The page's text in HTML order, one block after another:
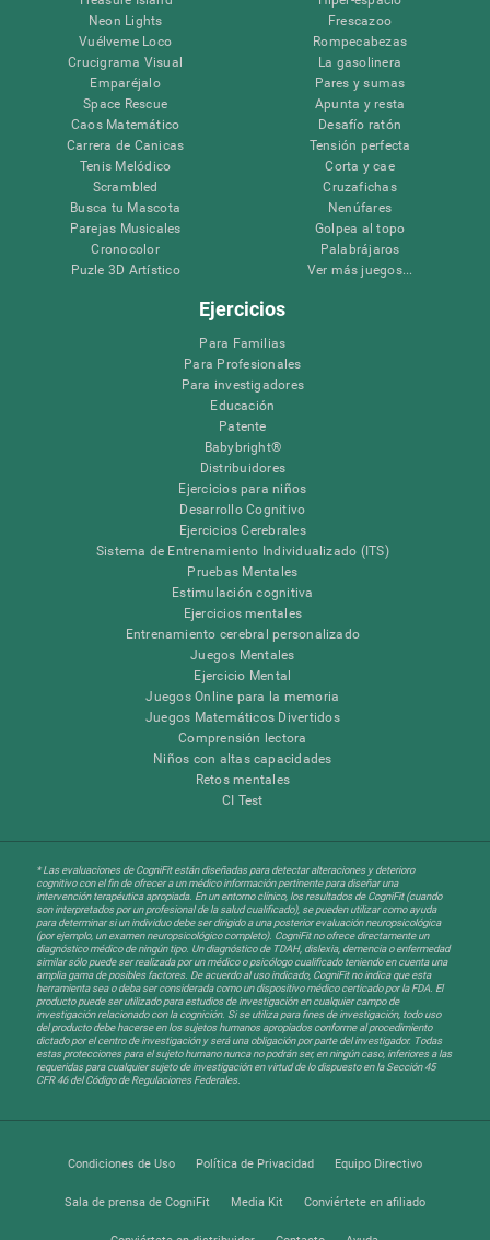
Neon Lights
Vuélveme Loco
Crucigrama Visual
Emparéjalo
Space Rescue
Caos Matemático
Carrera de Canicas
Tenis Melódico
Scrambled
Busca tu Mascota
Parejas Musicales
Cronocolor
Puzle 3D Artístico
Frescazoo
Rompecabezas
La gasolinera
Pares y sumas
Apunta y resta
Desafío ratón
Tensión perfecta
Corta y cae
Cruzafichas
Nenúfares
Golpea al topo
Palabrájaros
Ver más juegos...
Ejercicios
Para Familias
Para Profesionales
Para investigadores
Educación
Patente
Babybright®
Distribuidores
Ejercicios para niños
Desarrollo Cognitivo
Ejercicios Cerebrales
Sistema de Entrenamiento Individualizado (ITS)
Pruebas Mentales
Estimulación cognitiva
Ejercicios mentales
Entrenamiento cerebral personalizado
Juegos Mentales
Ejercicio Mental
Juegos Online para la memoria
Juegos Matemáticos Divertidos
Comprensión lectora
Niños con altas capacidades
Retos mentales
CI Test
* Las evaluaciones de CogniFit están diseñadas para detectar alteraciones y deterioro
cognitivo con el fin de ofrecer a un médico información pertinente para diseñar una
intervención terapéutica apropiada. En un entorno clínico, los resultados de CogniFit (cuando
son interpretados por un profesional de la salud cualificado), se pueden utilizar como ayuda
para determinar si un individuo debe ser dirigido a una posterior evaluación neuropsicológica
(por ejemplo, un examen neuropsicológico completo). CogniFit no ofrece directamente un
diagnóstico médico de ningún tipo. Un diagnóstico de TDAH, dislexia, demencia o enfermedad
similar sólo puede ser realizada por un médico o psicólogo cualificado teniendo en cuenta una
amplia gama de posibles factores. De acuerdo al uso indicado, CogniFit no indica que esta
herramienta sea o deba ser considerada como un dispositivo médico certicado por la FDA. El
producto puede ser utilizado para estudios de investigación en cualquier campo de
investigación relacionado con la cognición. Si se utiliza para fines de investigación, todo uso
del producto debe hacerse en los sujetos humanos apropiados conforme al procedimiento
dictado por el centro de investigación y será una obligación por parte del investigador. Todas
estas protecciones para el sujeto humano nunca no podrán ser, en ningún caso, inferiores a las
requeridas para cualquier sujeto de investigación en virtud de lo dispuesto en la Sección 45
CFR 46 del Código de Regulaciones Federales.
Condiciones de Uso Política de Privacidad Equipo Directivo
Sala de prensa de CogniFit Media Kit Conviértete en afiliado